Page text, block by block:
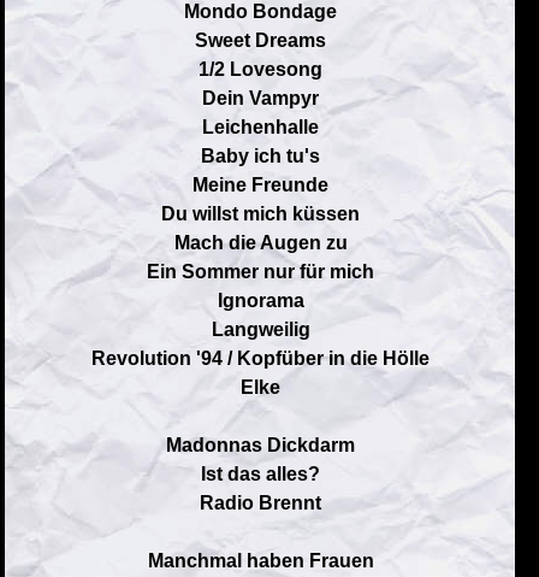
Mondo Bondage
Sweet Dreams
1/2 Lovesong
Dein Vampyr
Leichenhalle
Baby ich tu's
Meine Freunde
Du willst mich küssen
Mach die Augen zu
Ein Sommer nur für mich
Ignorama
Langweilig
Revolution '94 / Kopfüber in die Hölle
Elke
Madonnas Dickdarm
Ist das alles?
Radio Brennt
Manchmal haben Frauen